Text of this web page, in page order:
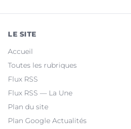
LE SITE
Accueil
Toutes les rubriques
Flux RSS
Flux RSS — La Une
Plan du site
Plan Google Actualités